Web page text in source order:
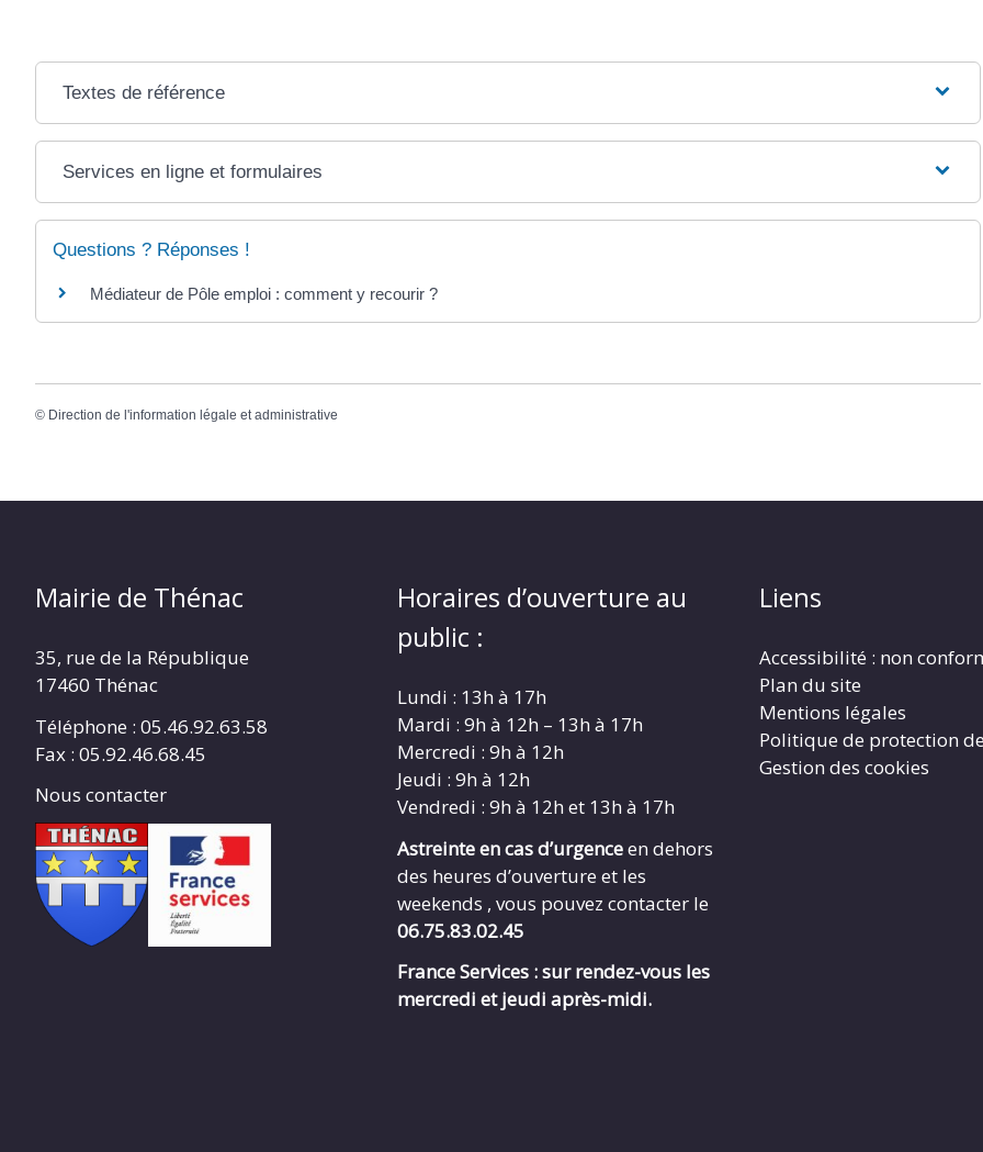
Textes de référence
Services en ligne et formulaires
Questions ? Réponses !
Médiateur de Pôle emploi : comment y recourir ?
© Direction de l'information légale et administrative
Mairie de Thénac
35, rue de la République
17460 Thénac
Téléphone : 05.46.92.63.58
Fax : 05.92.46.68.45
Nous contacter
Horaires d’ouverture au
public :
Lundi : 13h à 17h
Mardi : 9h à 12h – 13h à 17h
Mercredi : 9h à 12h
Jeudi : 9h à 12h
Vendredi : 9h à 12h et 13h à 17h
Astreinte en cas d’urgenceen dehors
des heures d’ouverture et les
weekends , vous pouvez contacter le
06.75.83.02.45
France Services : sur rendez-vous les
mercredi et jeudi après-midi.
Liens
Accessibilité : non
Plan du site
Mentions légales
Politique de protection
Gestion des cookies